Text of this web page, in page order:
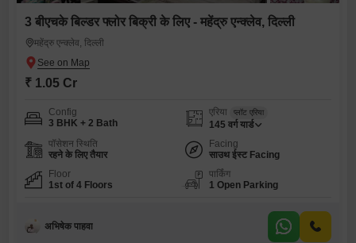
3 बीएचके बिल्डर फ्लोर बिक्री के लिए - महेंद्रु एन्क्लेव, दिल्ली
महेंद्रु एन्क्लेव, दिल्ली
₹ 1.05 Cr
Config
3 BHK + 2 Bath
एरिया प्लॉट एरिया
145 वर्ग यार्ड
पॉसेशन स्थिति
रहने के लिए तैयार
Facing
साउथ ईस्ट Facing
Floor
1st of 4 Floors
पार्किंग
1 Open Parking
अभिषेक पाहवा